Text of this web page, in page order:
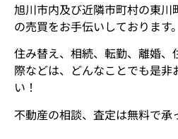
旭川市内及び近隣市町村の東川
の売買をお手伝いしております。
住み替え、相続、転勤、離婚、
際などは、どんなことでも是非
い！
不動産の相談、査定は無料で承